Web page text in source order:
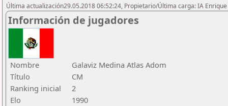
Última actualización29.05.2018 06:52:24, Propietario/Última carga: IA
Información de jugadores
Nombre
Galaviz Medina Atlas Adom
Título
CM
Ranking inicial
2
Elo
1990